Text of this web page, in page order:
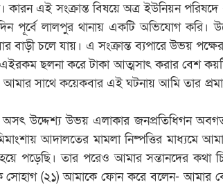
এই সংক্রান্ত বিষয়ে অত্র ইউনিয়ন পরিষদে
পূর্বে লালপুর থানায় একটি অভিযোগ করি।
বাড়ী চলে যায়। এ সংক্রান্ত ব্যপারে উভয়
এইরকম ছলনা করে টাকা আত্মসাৎ করার বেশ
সাথে কয়েকবার এই ঘটনায় আমি তার
অসৎ উদ্দেশ্য উভয় এলাকার জনপ্রতিধিগন
আদালতের মামলা নিষ্পত্তির মাধ্যমে
পড়েছি। তার পরেও আমার সন্তানদের কথা
(২১) আমাকে ফোন করে বলেন- আমার